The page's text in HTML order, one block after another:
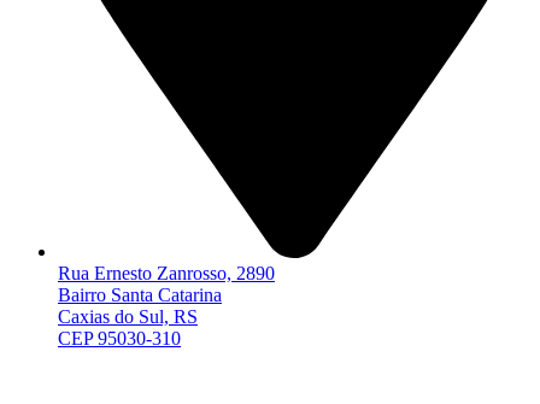
Rua Ernesto Zanrosso, 2890
Bairro Santa Catarina
Caxias do Sul, RS
CEP 95030-310